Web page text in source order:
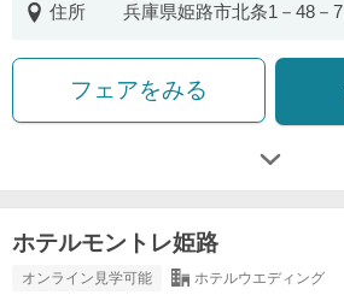
住所
兵庫県姫路市北条1－48－7
フェアをみる
ホテルモントレ姫路
オンライン見学可能 ホテルウエディング